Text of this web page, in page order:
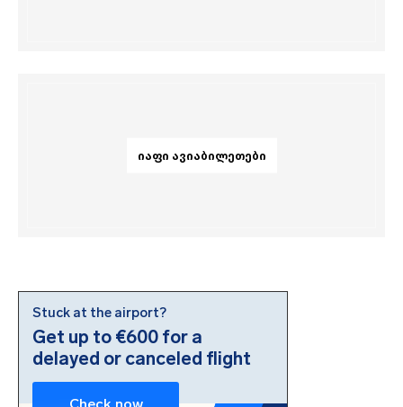
ᲘᲐᲤᲘ ᲐᲕᲘᲐᲑᲘᲚᲔᲗᲔᲑᲘ